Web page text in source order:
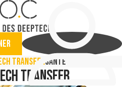
TransferSanté
Transfer